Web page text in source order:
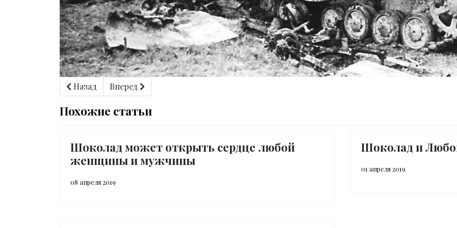
Предыдущий: Генералиссимус А.Суворов о разведке.
Назад Следующий: Фальсификация разговоров по мобильному телефону.
Вперед
Похожие статьи
Шоколад может открыть сердце любой
женщины и мужчины
08 апреля 2019
Шоколад и
01 апреля 2019